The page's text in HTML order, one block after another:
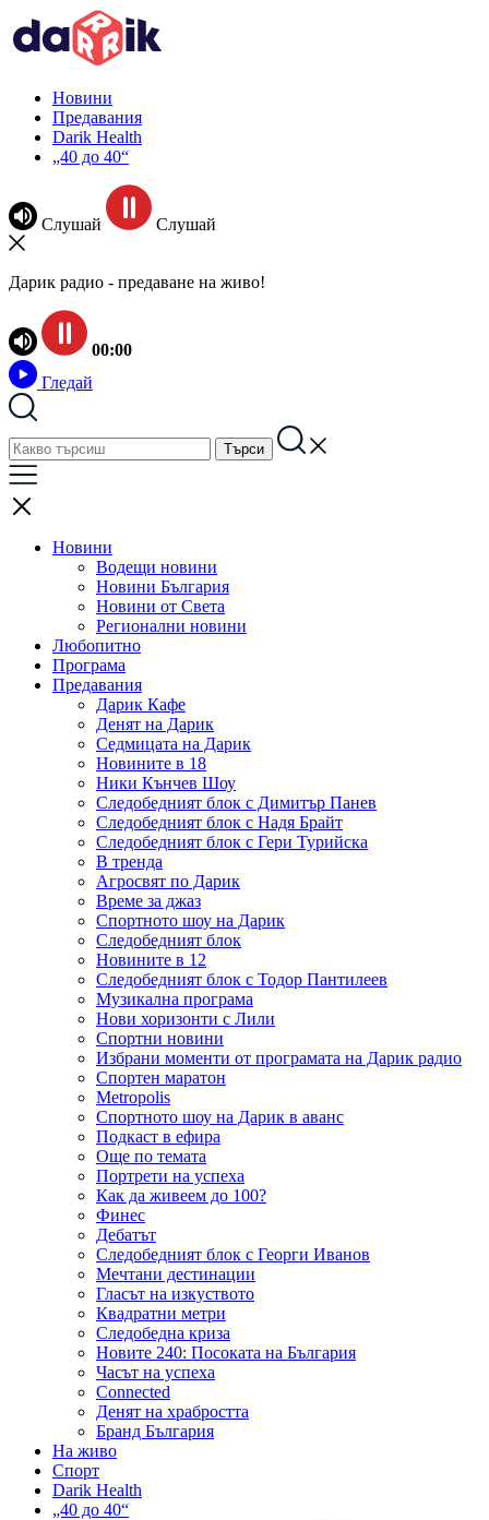
Новини
Предавания
Darik Health
„40 до 40“
Слушай Слушай
Дарик радио - предаване на живо!
00:00
Гледай
Новини
Водещи новини
Новини България
Новини от Света
Регионални новини
Любопитно
Програма
Предавания
Дарик Кафе
Денят на Дарик
Седмицата на Дарик
Новините в 18
Ники Кънчев Шоу
Следобедният блок с Димитър Панев
Следобедният блок с Надя Брайт
Следобедният блок с Гери Турийска
В тренда
Агросвят по Дарик
Време за джаз
Спортното шоу на Дарик
Следобедният блок
Новините в 12
Следобедният блок с Тодор Пантилеев
Музикална програма
Нови хоризонти с Лили
Спортни новини
Избрани моменти от програмата на Дарик радио
Спортен маратон
Metropolis
Спортното шоу на Дарик в аванс
Подкаст в ефира
Още по темата
Портрети на успеха
Как да живеем до 100?
Финес
Дебатът
Следобедният блок с Георги Иванов
Мечтани дестинации
Гласът на изкуството
Квадратни метри
Следобедна криза
Новите 240: Посоката на България
Часът на успеха
Connected
Денят на храбростта
Бранд България
На живо
Спорт
Darik Health
„40 до 40“